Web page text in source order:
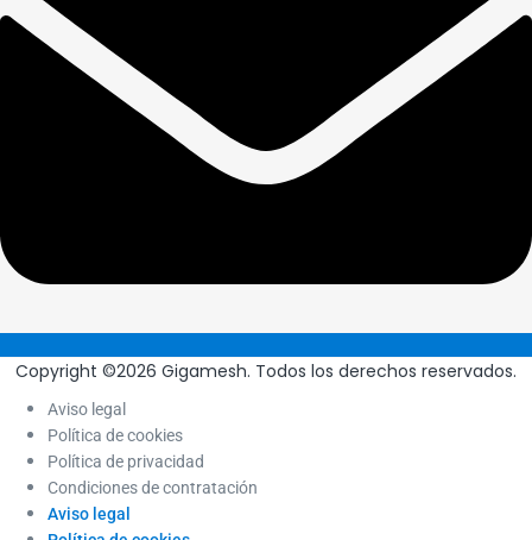
Copyright ©2026 Gigamesh. Todos los derechos reservados.
Aviso legal
Política de cookies
Política de privacidad
Condiciones de contratación
Aviso legal